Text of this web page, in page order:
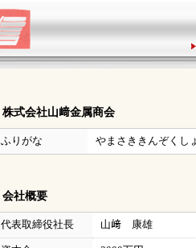
株式会社山﨑金属商会
ふりがな やまさききんぞくし
会社概要
代表取締役社長 山﨑 康雄